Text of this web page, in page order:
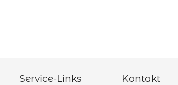
Service-Links Kontakt